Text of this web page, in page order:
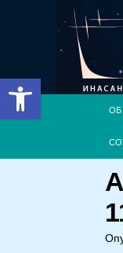
Открыть панель
ОБ